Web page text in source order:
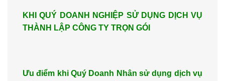
KHI QUÝ DOANH NGHIỆP SỬ DỤNG DỊCH VỤ
THÀNH LẬP CÔNG TY TRỌN GÓI
Ưu điểm khi Quý Doanh Nhân sử dụng dịch vụ